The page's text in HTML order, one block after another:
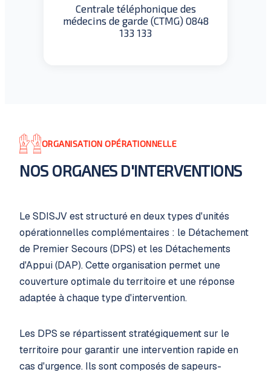
Centrale téléphonique des
médecins de garde (CTMG) 0848
133 133
ORGANISATION OPÉRATIONNELLE
NOS ORGANES D'INTERVENTIONS
Le SDISJV est structuré en deux types d'unités
opérationnelles complémentaires : le Détachement
de Premier Secours (DPS) et les Détachements
d'Appui (DAP). Cette organisation permet une
couverture optimale du territoire et une réponse
adaptée à chaque type d'intervention.
Les DPS se répartissent stratégiquement sur le
territoire pour garantir une intervention rapide en
cas d'urgence. Ils sont composés de sapeurs-